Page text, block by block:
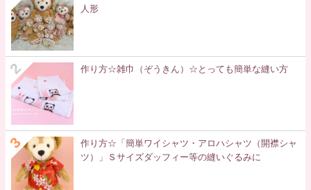
人形
作り方☆雑巾（ぞうきん）☆とっても簡単な縫い方
作り方☆「簡単ワイシャツ・アロハシャツ（開襟シャ
ツ）」Ｓサイズダッフィー等の縫いぐるみに